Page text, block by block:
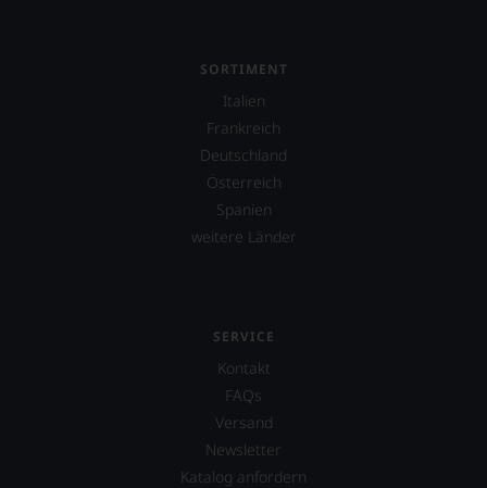
SORTIMENT
Italien
Frankreich
Deutschland
Österreich
Spanien
weitere Länder
SERVICE
Kontakt
FAQs
Versand
Newsletter
Katalog anfordern